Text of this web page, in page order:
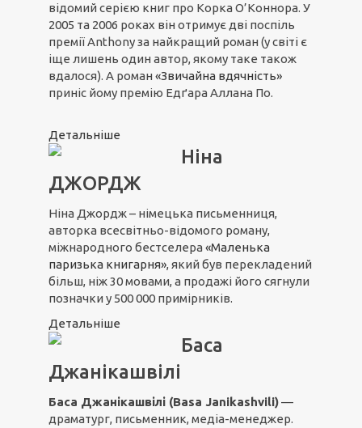
відомий серією книг про Корка О’Коннора. У
2005 та 2006 роках він отримує дві поспіль
премії Anthony за найкращий роман (у світі є
іще лишень один автор, якому таке також
вдалося). А роман «Звичайна вдячність»
приніс йому премію Едґара Аллана По.
Детальніше
Ніна
ДЖОРДЖ
Ніна Джордж – німецька письменниця,
авторка всесвітньо-відомого роману,
міжнародного бестселера «Маленька
паризька книгарня», який був перекладений
більш, ніж 30 мовами, а продажі його сягнули
позначки у 500 000 примірників.
Детальніше
Баса
Джанікашвілі
Баса Джанікашвілі (Basa Janikashvili)—
драматург, письменник, медіа-менеджер.